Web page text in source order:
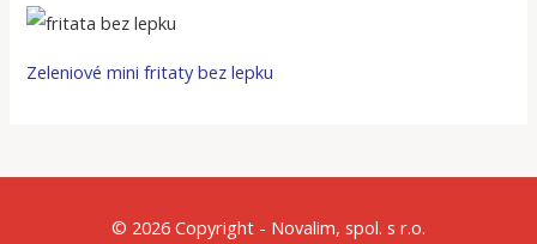
Zeleniové mini fritaty bez lepku
© 2026 Copyright - Novalim, spol. s r.o.